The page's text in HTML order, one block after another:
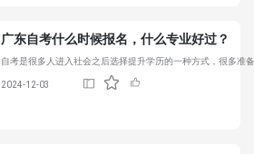
广东自考什么时候报名，什么专业好过？
自考是很多人进入社会之后选择提升学历的一种方式，很多准
2024-12-03